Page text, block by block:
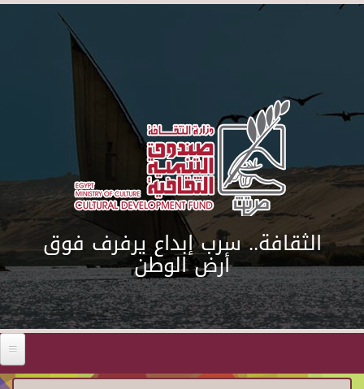
Skip to main content
الثقافة.. سرب إبداع يرفرف فوق
أرض الوطن